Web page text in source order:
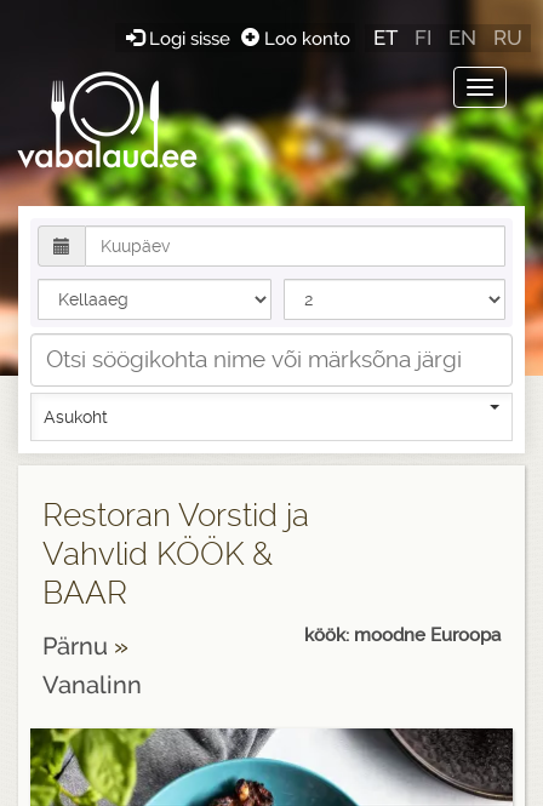
Toggle
Logi sisse Loo konto ET FI EN RU
Asukoht
Restoran Vorstid ja
Vahvlid KÖÖK &
BAAR
Pärnu »
Vanalinn
köök: moodne Euroopa